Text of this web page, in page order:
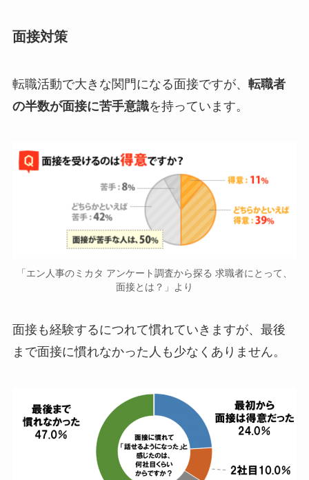
面接対策
転職活動で大きな関門になる面接ですが、 転職者
の半数が面接に苦手意識を持っています。
「エン人事のミカタ アンケート調査から探る 求職者にとって、
面接とは？」より
面接も経験するにつれて慣れていきますが、最後
まで面接に慣れなかった人も少なくありません。